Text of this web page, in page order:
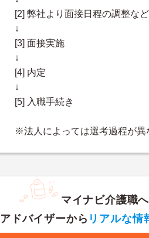
[2] 弊社より面接日程の調整な
↓
[3] 面接実施
↓
[4] 内定
↓
[5] 入職手続き
※法人によっては選考過程が異
マイナビ介護職
アドバイザーから リアルな情